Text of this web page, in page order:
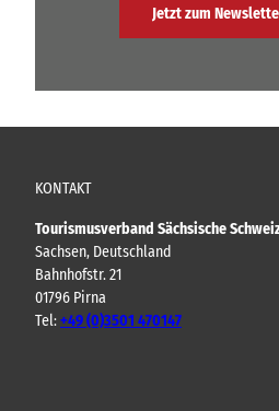
Jetzt zum
KONTAKT
Tourismusverband Sächsische
Sachsen, Deutschland
Bahnhofstr. 21
01796 Pirna
Tel:+49 (0)3501 470147